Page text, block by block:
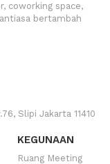
coworking space,
bertambah
Slipi Jakarta 11410
KEGUNAAN
Ruang Meeting